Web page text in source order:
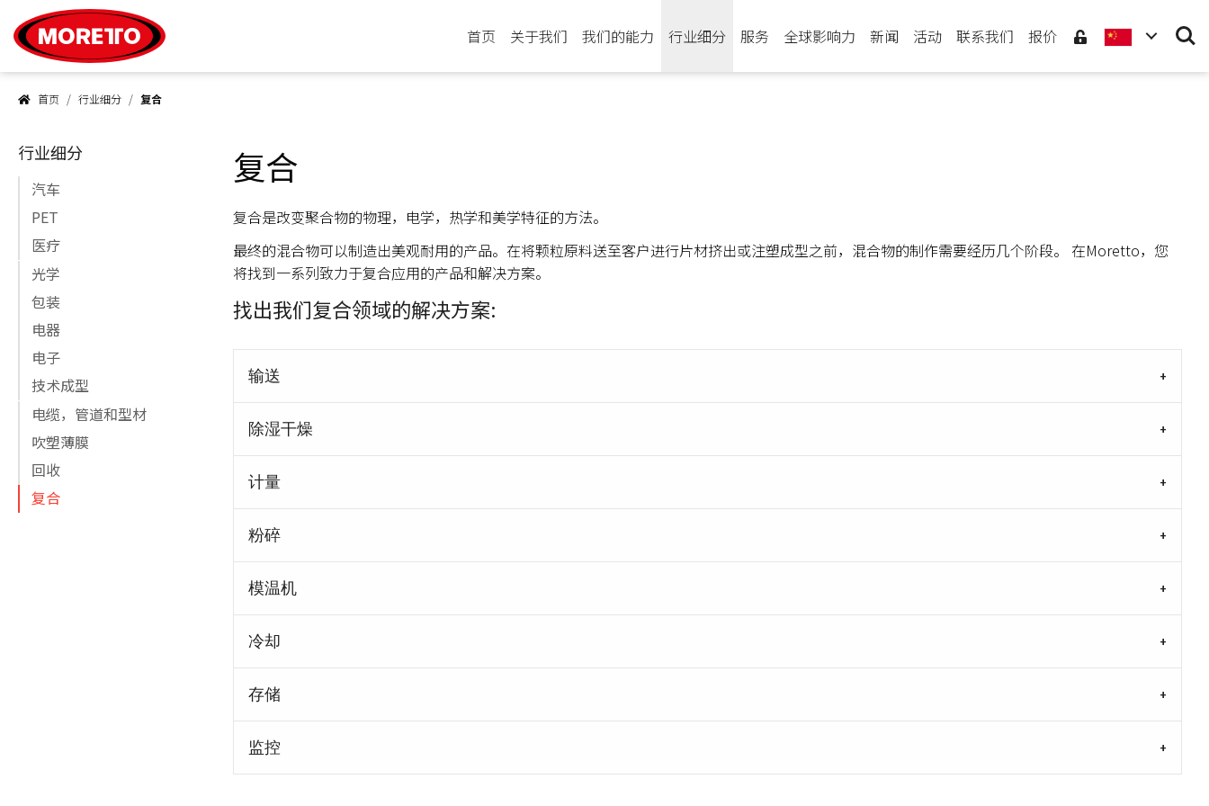
首页
关于我们 我们的能力 行业细分 服务 全球影响力 新闻 活动 联系我们 报价 Search
首页 行业细分 复合
复合
复合是改变聚合物的物理，电学，热学和美学特征的方法。
最终的混合物可以制造出美观耐用的产品。在将颗粒原料送至客户进行片材挤出或注塑成型之前，混合物的制作需要经历几个阶段。 在Moretto，您
将找到一系列致力于复合应用的产品和解决方案。
找出我们复合领域的解决方案:
输送
除湿干燥
计量
粉碎
模温机
冷却
存储
监控
行业细分
汽车
PET
医疗
光学
包装
电器
电子
技术成型
电缆，管道和型材
吹塑薄膜
回收
复合